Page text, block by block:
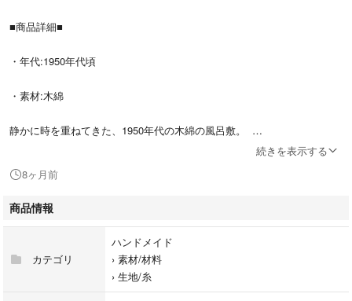
■商品詳細■
・年代:1950年代頃
・素材:木綿
静かに時を重ねてきた、1950年代の木綿の風呂敷。
文字は、戦後の日本が再び立ち上がろうとしていた時代の息づかいを、今
に伝えてくれます。
く穏やかな質感が静かに響きます。
小さな破れや汚れは、欠点ではなく、時代を生き抜いた証。そこに宿る温
続きを表示する
8ヶ月前
商品情報
カテゴリ
ハンドメイド
› 素材/材料
› 生地/糸